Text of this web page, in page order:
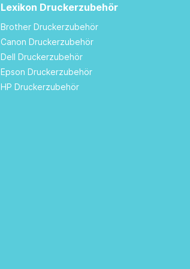
Lexikon Druckerzubehör
Brother Druckerzubehör
Canon Druckerzubehör
Dell Druckerzubehör
Epson Druckerzubehör
HP Druckerzubehör